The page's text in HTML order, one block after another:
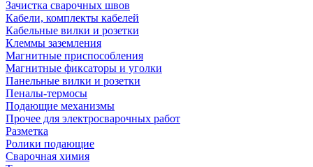
Зачистка сварочных швов
Кабели, комплекты кабелей
Кабельные вилки и розетки
Клеммы заземления
Магнитные приспособления
Магнитные фиксаторы и уголки
Панельные вилки и розетки
Пеналы-термосы
Подающие механизмы
Прочее для электросварочных работ
Разметка
Ролики подающие
Сварочная химия